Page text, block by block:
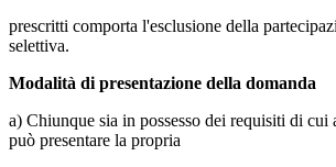
prescritti comporta l'esclusione della
selettiva.
Modalità di presentazione della domanda
a) Chiunque sia in possesso dei requisiti di cui
può presentare la propria